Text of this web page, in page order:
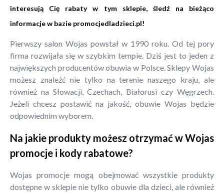
interesują Cię rabaty w tym sklepie, śledź na bieżąco
informacje w bazie promocjedladzieci.pl!
Pierwszy salon Wojas powstał w 1990 roku. Od tej pory
firma rozwijała się w szybkim tempie. Dziś jest to jeden z
największych producentów obuwia w Polsce. Sklepy Wojas
możesz znaleźć nie tylko na terenie naszego kraju, ale
również na Słowacji, Czechach, Białorusi czy Węgrzech.
Jeżeli chcesz postawić na jakość, obuwie Wojas będzie
odpowiednim wyborem.
Na jakie produkty możesz otrzymać w Wojas
promocje i kody rabatowe?
Wojas promocje mogą obejmować wszystkie produkty
dostępne w sklepie nie tylko obuwie dla dzieci, ale również